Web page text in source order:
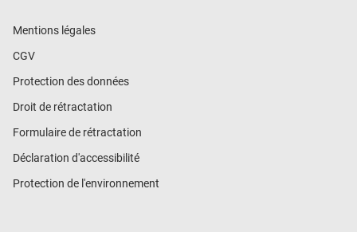
Mentions légales
CGV
Protection des données
Droit de rétractation
Formulaire de rétractation
Déclaration d'accessibilité
Protection de l'environnement